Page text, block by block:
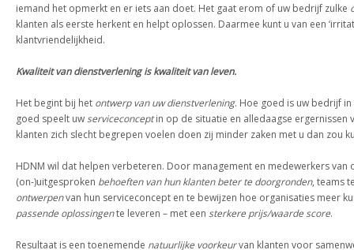
iemand het opmerkt en er iets aan doet. Het gaat erom of uw bedrijf zulke
klanten als eerste herkent en helpt oplossen. Daarmee kunt u van een
klantvriendelijkheid.
Kwaliteit van dienstverlening is kwaliteit van leven.
Het begint bij het ontwerp van uw dienstverlening. Hoe goed is uw bedrijf
goed speelt uwserviceconceptin op de situatie en alledaagse ergernissen
klanten zich slecht begrepen voelen doen zij minder zaken met u dan zou
HDNM wil dat helpen verbeteren. Door management en medewerkers
(on-)uitgesproken behoeften van hun klanten beter te doorgronden, teams
ontwerpenvan hun serviceconcept en te bewijzen hoe organisaties meer
passende oplossingente leveren – met een sterkere prijs/waarde score.
Resultaat is een toenemende natuurlijke voorkeurvan klanten voor